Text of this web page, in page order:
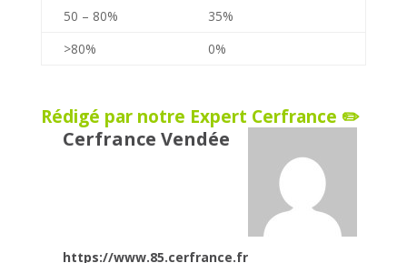
50 – 80%
35%
>80%
0%
Rédigé par notre Expert Cerfrance ✏️
Cerfrance Vendée
https://www.85.cerfrance.fr